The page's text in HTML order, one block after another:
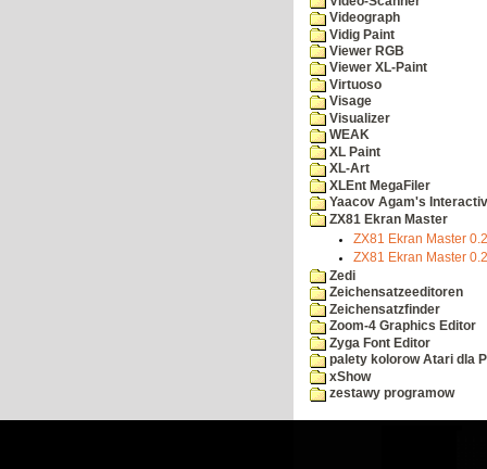
Videograph
Vidig Paint
Viewer RGB
Viewer XL-Paint
Virtuoso
Visage
Visualizer
WEAK
XL Paint
XL-Art
XLEnt MegaFiler
Yaacov Agam's
ZX81 Ekran Master
ZX81 Ekran Master
ZX81 Ekran Master
Zedi
Zeichensatzeeditoren
Zeichensatzfinder
Zoom-4 Graphics Editor
Zyga Font Editor
palety kolorow Atari dla
xShow
zestawy programow